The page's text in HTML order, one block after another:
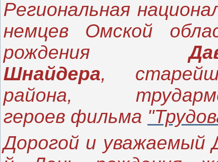
Региональная
немцев Омской
рождения
Шнайдера,
района,
героев фильма
Дорогой и уважаемый